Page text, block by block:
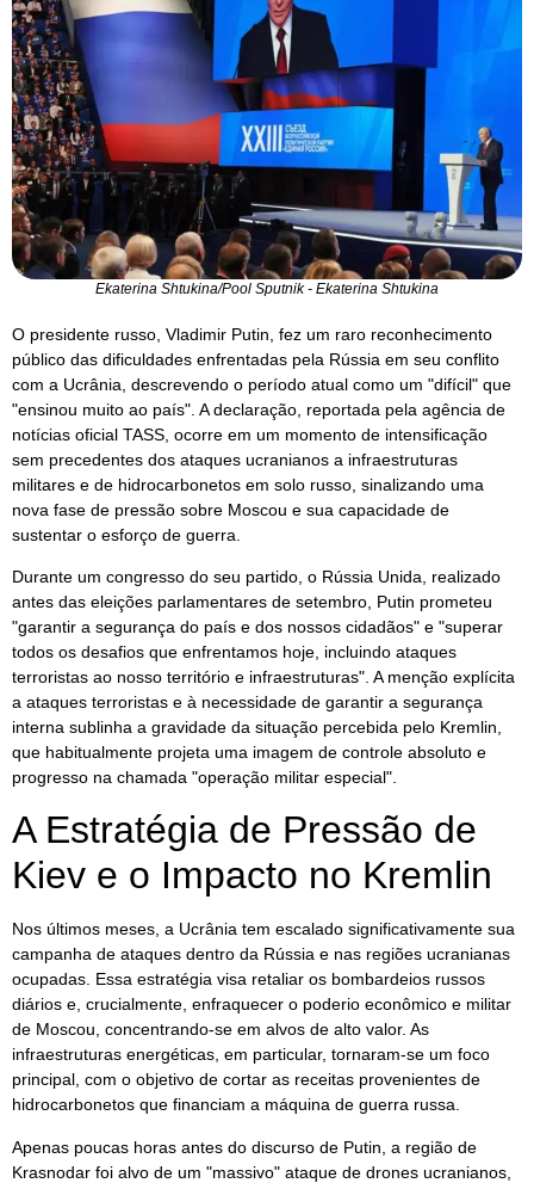
Ekaterina Shtukina/Pool Sputnik - Ekaterina Shtukina
O presidente russo, Vladimir Putin, fez um raro reconhecimento
público das dificuldades enfrentadas pela Rússia em seu conflito
com a Ucrânia, descrevendo o período atual como um "difícil" que
"ensinou muito ao país". A declaração, reportada pela agência de
notícias oficial TASS, ocorre em um momento de intensificação
sem precedentes dos ataques ucranianos a infraestruturas
militares e de hidrocarbonetos em solo russo, sinalizando uma
nova fase de pressão sobre Moscou e sua capacidade de
sustentar o esforço de guerra.
Durante um congresso do seu partido, o Rússia Unida, realizado
antes das eleições parlamentares de setembro, Putin prometeu
"garantir a segurança do país e dos nossos cidadãos" e "superar
todos os desafios que enfrentamos hoje, incluindo ataques
terroristas ao nosso território e infraestruturas". A menção explícita
a ataques terroristas e à necessidade de garantir a segurança
interna sublinha a gravidade da situação percebida pelo Kremlin,
que habitualmente projeta uma imagem de controle absoluto e
progresso na chamada "operação militar especial".
A Estratégia de Pressão de
Kiev e o Impacto no Kremlin
Nos últimos meses, a Ucrânia tem escalado significativamente sua
campanha de ataques dentro da Rússia e nas regiões ucranianas
ocupadas. Essa estratégia visa retaliar os bombardeios russos
diários e, crucialmente, enfraquecer o poderio econômico e militar
de Moscou, concentrando-se em alvos de alto valor. As
infraestruturas energéticas, em particular, tornaram-se um foco
principal, com o objetivo de cortar as receitas provenientes de
hidrocarbonetos que financiam a máquina de guerra russa.
Apenas poucas horas antes do discurso de Putin, a região de
Krasnodar foi alvo de um "massivo" ataque de drones ucranianos,